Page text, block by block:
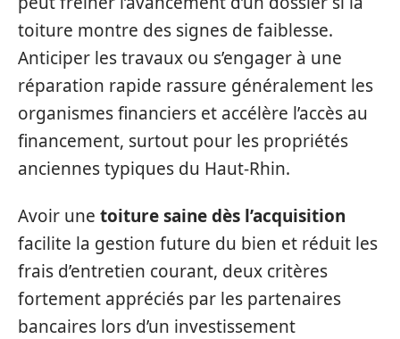
toiture montre des signes de faiblesse.
Anticiper les travaux ou s’engager à une
réparation rapide rassure généralement les
organismes financiers et accélère l’accès au
financement, surtout pour les propriétés
anciennes typiques du Haut-Rhin.
Avoir une toiture saine dès l’acquisition
facilite la gestion future du bien et réduit les
frais d’entretien courant, deux critères
fortement appréciés par les partenaires
bancaires lors d’un investissement